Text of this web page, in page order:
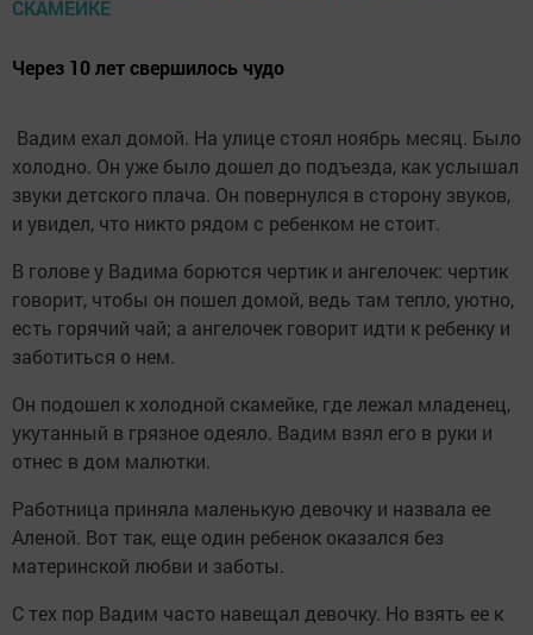
Через 10 лет свершилось чудо
Вадим ехал домой. На улице стоял ноябрь месяц. Было
холодно. Он уже было дошел до подъезда, как услышал
звуки детского плача. Он повернулся в сторону звуков,
и увидел, что никто рядом с ребенком не стоит.
В голове у Вадима борются чертик и ангелочек: чертик
говорит, чтобы он пошел домой, ведь там тепло, уютно,
есть горячий чай; а ангелочек говорит идти к ребенку и
заботиться о нем.
Он подошел к холодной скамейке, где лежал младенец,
укутанный в грязное одеяло. Вадим взял его в руки и
отнес в дом малютки.
Работница приняла маленькую девочку и назвала ее
Аленой. Вот так, еще один ребенок оказался без
материнской любви и заботы.
С тех пор Вадим часто навещал девочку. Но взять ее к